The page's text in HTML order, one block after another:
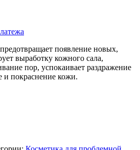
появление новых,
выработку кожного сала,
пор, успокаивает раздражение
и покраснение кожи.